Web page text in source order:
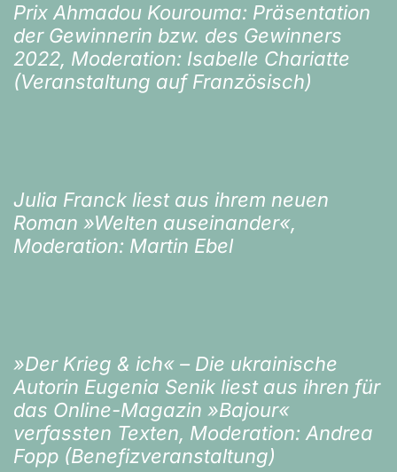
Prix Ahmadou Kourouma: Präsentation
der Gewinnerin bzw. des Gewinners
2022, Moderation: Isabelle Chariatte
(Veranstaltung auf Französisch)
Julia Franck liest aus ihrem neuen
Roman »Welten auseinander«,
Moderation: Martin Ebel
»Der Krieg & ich« – Die ukrainische
Autorin Eugenia Senik liest aus ihren für
das Online-Magazin »Bajour«
verfassten Texten, Moderation: Andrea
Fopp (Benefizveranstaltung)